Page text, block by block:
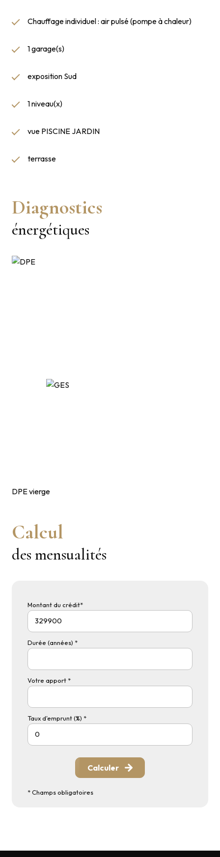
Chauffage individuel : air pulsé (pompe à chaleur)
1 garage(s)
exposition Sud
1 niveau(x)
vue PISCINE JARDIN
terrasse
Diagnostics
énergétiques
DPE vierge
Calcul
des mensualités
Montant du crédit*
Durée (années) *
Votre apport *
Taux d'emprunt (%) *
Calculer
* Champs obligatoires